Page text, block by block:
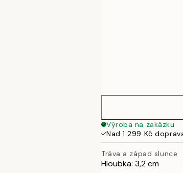
Výroba na zakázku
Nad 1 299 Kč
Tráva a západ slunce
Hloubka: 3,2 cm